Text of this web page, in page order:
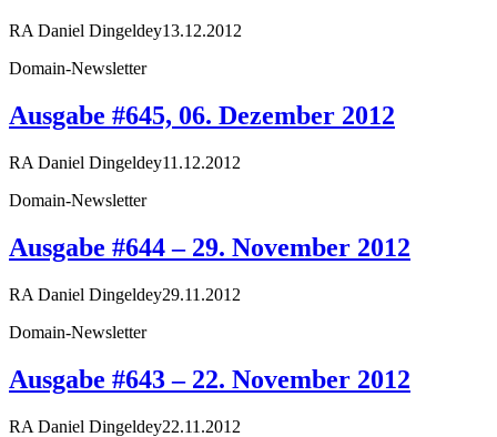
RA Daniel Dingeldey13.12.2012
Domain-Newsletter
Ausgabe #645, 06. Dezember 2012
RA Daniel Dingeldey11.12.2012
Domain-Newsletter
Ausgabe #644 – 29. November 2012
RA Daniel Dingeldey29.11.2012
Domain-Newsletter
Ausgabe #643 – 22. November 2012
RA Daniel Dingeldey22.11.2012